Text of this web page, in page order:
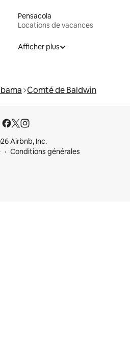
Pensacola
Locations de vacances
Afficher plus
Comté de Baldwin
Airbnb, Inc.
Conditions générales